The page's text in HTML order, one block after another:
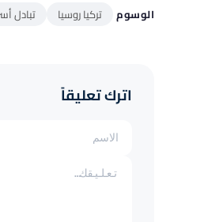
الوسوم تركيا روسيا تبادل
اترك تعليقاً